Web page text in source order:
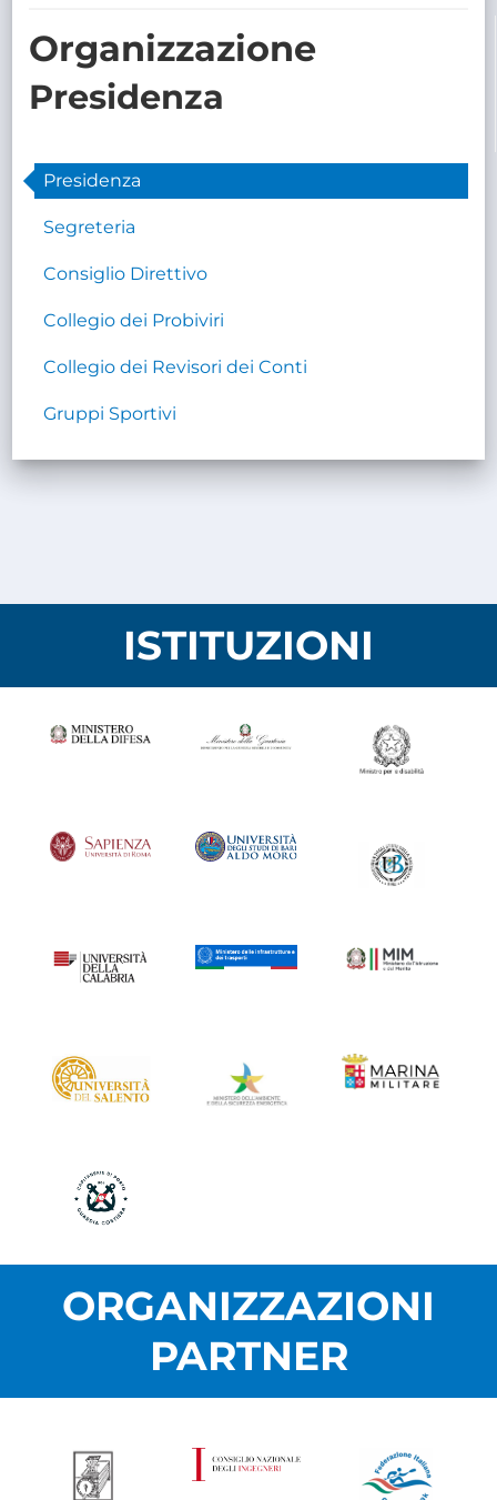
Organizzazione
Presidenza
Presidenza
Segreteria
Consiglio Direttivo
Collegio dei Probiviri
Collegio dei Revisori dei Conti
Gruppi Sportivi
ISTITUZIONI
ORGANIZZAZIONI
PARTNER